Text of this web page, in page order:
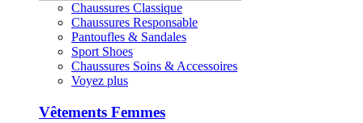
Chaussures Classique
Chaussures Responsable
Pantoufles & Sandales
Sport Shoes
Chaussures Soins & Accessoires
Voyez plus
Vêtements Femmes